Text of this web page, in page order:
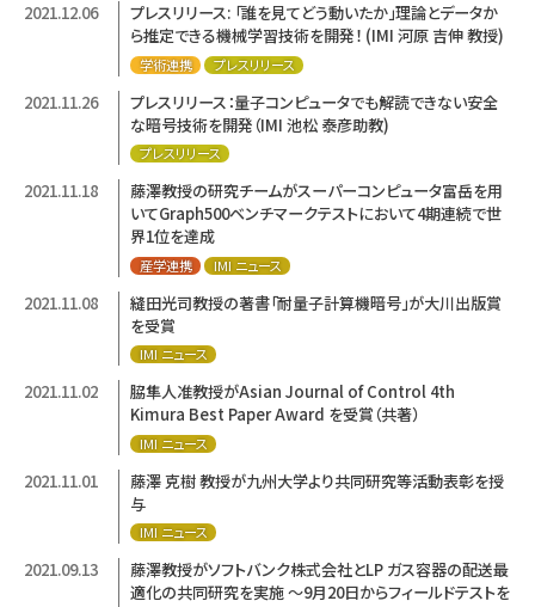
2021.12.06
プレスリリース: 「誰を見てどう動いたか」理論とデータか
ら推定できる機械学習技術を開発！ (IMI 河原 吉伸 教授)
学術連携 プレスリリース
2021.11.26
プレスリリース：量子コンピュータでも解読できない安全
な暗号技術を開発（IMI 池松 泰彦助教)
プレスリリース
2021.11.18
藤澤教授の研究チームがスーパーコンピュータ富岳を用
いてGraph500ベンチマークテストにおいて4期連続で世
界1位を達成
産学連携 IMI ニュース
2021.11.08
縫田光司教授の著書「耐量子計算機暗号」が大川出版賞
を受賞
IMI ニュース
2021.11.02
脇隼人准教授がAsian Journal of Control 4th
Kimura Best Paper Award を受賞（共著）
IMI ニュース
2021.11.01
藤澤 克樹 教授が九州大学より共同研究等活動表彰を授
与
IMI ニュース
2021.09.13
藤澤教授がソフトバンク株式会社とLP ガス容器の配送最
適化の共同研究を実施 ～9月20日からフィールドテストを